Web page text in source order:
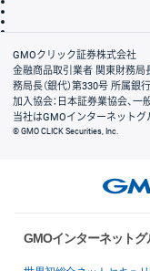
会社案内
GMOクリック証券株式会社
金融商品取引業者 関東財務局
務局長（銀代）第330号 所属銀
加入協会：日本証券業協会、
当社はGMOインターネットグ
© GMO CLICK Securities, Inc.
GMOインターネット